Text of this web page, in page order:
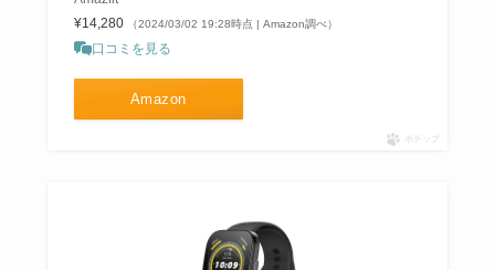
¥14,280
（2024/03/02 19:28時点 | Amazon調べ）
口コミを見る
Amazon
ポチップ